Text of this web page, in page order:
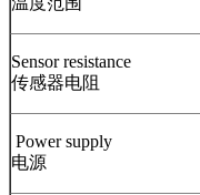
Sensor resistance
传感器电阻
Power supply
电源